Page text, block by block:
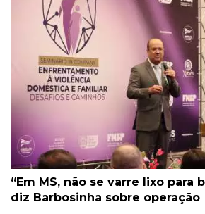
“Em MS, não se varre lixo para
diz Barbosinha sobre operação